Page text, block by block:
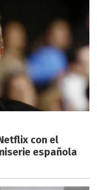
con el
española